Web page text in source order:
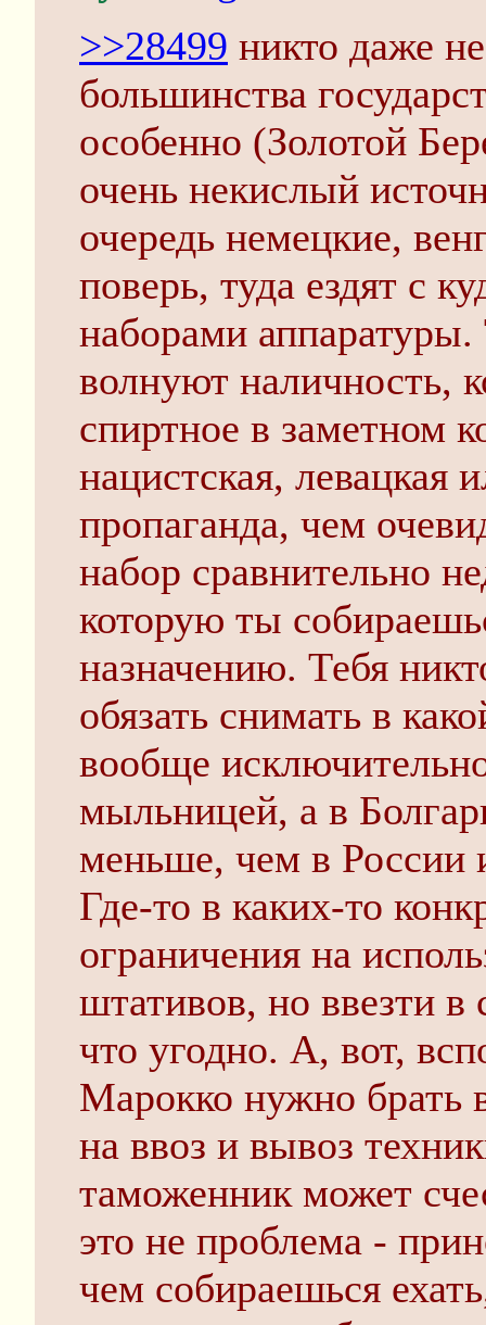
>>28499 никто даже
большинства
особенно (Золотой
очень некислый
очередь немецкие,
поверь, туда ездят с
наборами
волнуют наличность,
спиртное в заметном
нацистская, левацкая
пропаганда, чем
набор сравнительно
которую ты
назначению. Тебя
обязать снимать в
вообще
мыльницей, а в
меньше, чем в России
Где-то в каких-то
ограничения на
штативов, но ввезти
что угодно. А, вот,
Марокко нужно брать
на ввоз и вывоз
таможенник может
это не проблема -
чем собираешься